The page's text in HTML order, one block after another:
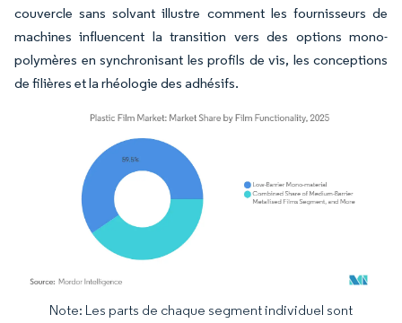
couvercle sans solvant illustre comment les fournisseurs de
machines influencent la transition vers des options mono-
polymères en synchronisant les profils de vis, les conceptions
de filières et la rhéologie des adhésifs.
Image © Mordor Intelligence. La réutilisation nécessite une attribution sous CC BY
Note: Les parts de chaque segment individuel sont